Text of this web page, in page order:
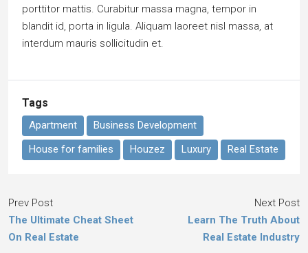
porttitor mattis. Curabitur massa magna, tempor in
blandit id, porta in ligula. Aliquam laoreet nisl massa, at
interdum mauris sollicitudin et.
Tags
Apartment
Business Development
House for families
Houzez Luxury Real Estate
Prev Post
The Ultimate Cheat Sheet
On Real Estate
Next Post
Learn The Truth About
Real Estate Industry